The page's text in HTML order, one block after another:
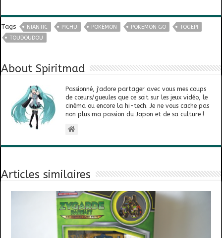
Tags NIANTIC PICHU POKÉMON POKEMON GO
TOGEPI
TOUDOUDOU
About Spiritmad
Passionné, j'adore partager avec vous mes coups
de cœurs/gueules que ce soit sur les jeux vidéo, le
cinéma ou encore la hi-tech. Je ne vous cache pas
non plus ma passion du Japon et de sa culture !
Articles similaires